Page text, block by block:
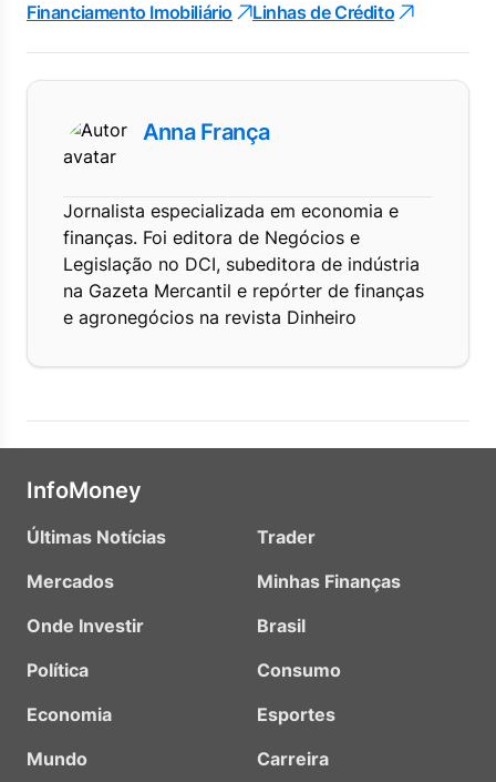
Financiamento Imobiliário
Linhas de Crédito
Anna França
Jornalista especializada em economia e
finanças. Foi editora de Negócios e
Legislação no DCI, subeditora de indústria
na Gazeta Mercantil e repórter de finanças
e agronegócios na revista Dinheiro
InfoMoney
Últimas Notícias
Mercados
Onde Investir
Política
Economia
Mundo
Trader
Minhas Finanças
Brasil
Consumo
Esportes
Carreira